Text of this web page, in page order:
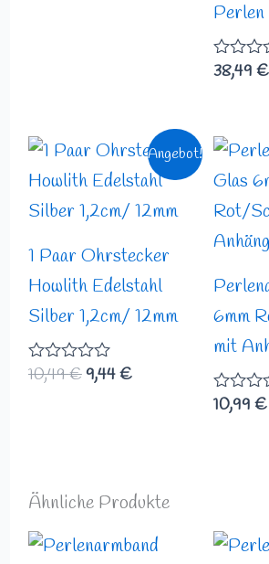
Perlen
Bewertet
mit
38,49 €
Angebot!
1 Paar Ohrstecker
Howlith Edelstahl
Silber 1,2cm/ 12mm
Bewertet
mit
10,49€
Ursprünglicher
Preis
war:
10,49 €
9,44€
Aktueller
Preis
ist:
9,44 €.
6mm
mit
Bewertet
mit
10,99 €
Ähnliche Produkte
Preisspanne: